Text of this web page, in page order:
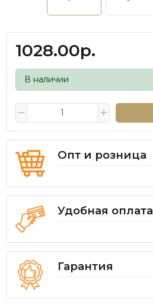
1028.00р.
В наличии
Опт и розница
Удобная оплата
Гарантия